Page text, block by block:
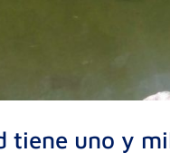
tiene uno y